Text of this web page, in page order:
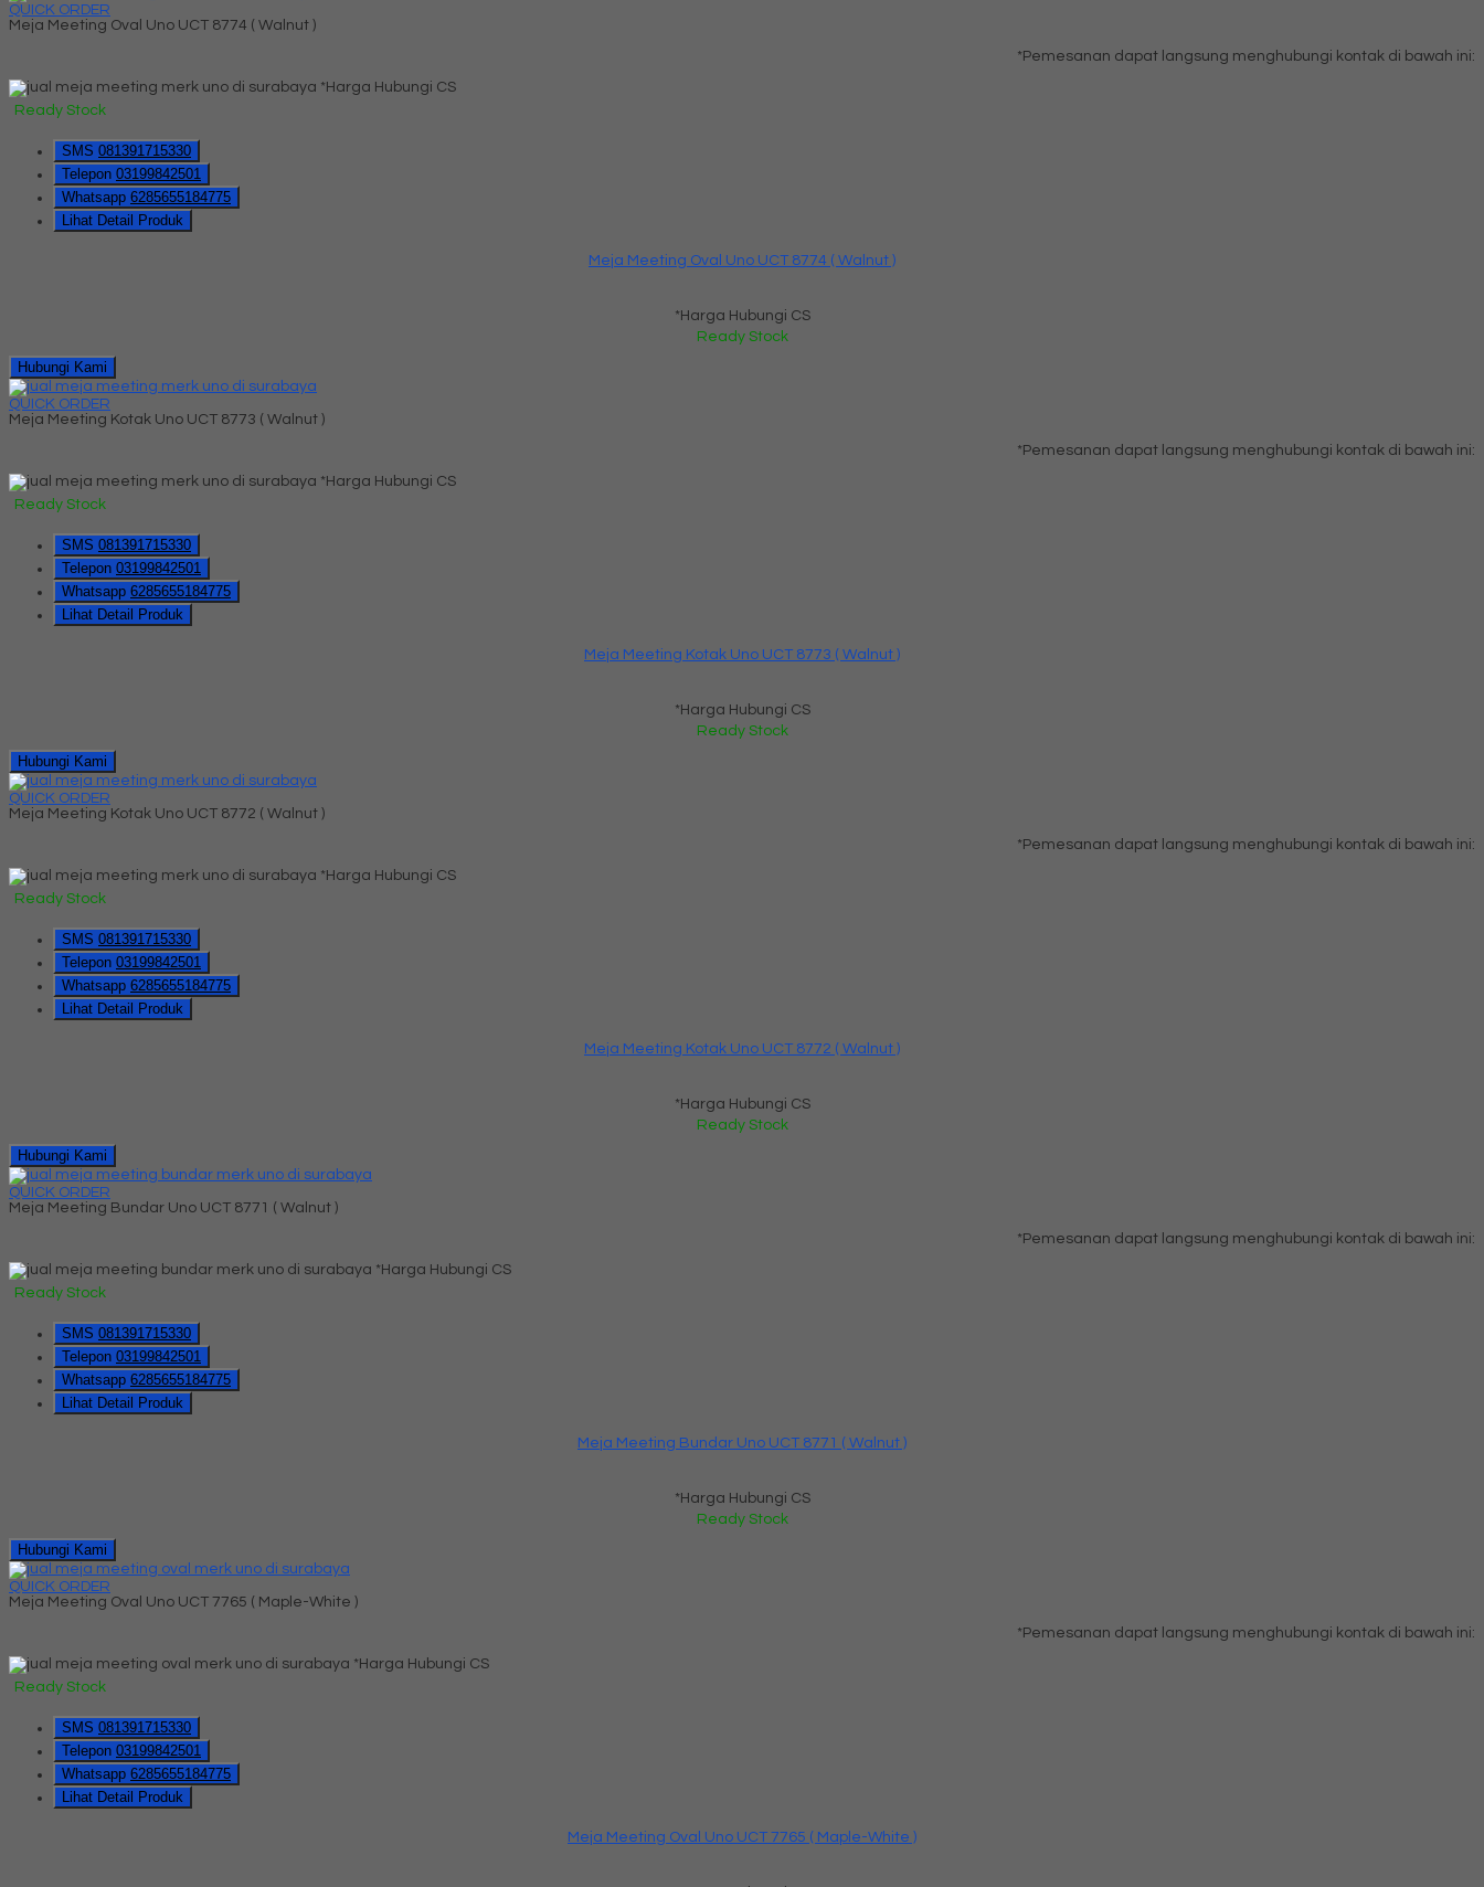
QUICK ORDER
Meja Meeting Oval Uno UCT 8774 ( Walnut )
*Pemesanan dapat langsung menghubungi kontak di bawah ini:
*Harga Hubungi CS
Ready Stock
SMS 081391715330
Telepon 03199842501
Whatsapp 6285655184775
Lihat Detail Produk
Meja Meeting Oval Uno UCT 8774 ( Walnut )
*Harga Hubungi CS
Ready Stock
Hubungi Kami
QUICK ORDER
Meja Meeting Kotak Uno UCT 8773 ( Walnut )
*Pemesanan dapat langsung menghubungi kontak di bawah ini:
*Harga Hubungi CS
Ready Stock
SMS 081391715330
Telepon 03199842501
Whatsapp 6285655184775
Lihat Detail Produk
Meja Meeting Kotak Uno UCT 8773 ( Walnut )
*Harga Hubungi CS
Ready Stock
Hubungi Kami
QUICK ORDER
Meja Meeting Kotak Uno UCT 8772 ( Walnut )
*Pemesanan dapat langsung menghubungi kontak di bawah ini:
*Harga Hubungi CS
Ready Stock
SMS 081391715330
Telepon 03199842501
Whatsapp 6285655184775
Lihat Detail Produk
Meja Meeting Kotak Uno UCT 8772 ( Walnut )
*Harga Hubungi CS
Ready Stock
Hubungi Kami
QUICK ORDER
Meja Meeting Bundar Uno UCT 8771 ( Walnut )
*Pemesanan dapat langsung menghubungi kontak di bawah ini:
*Harga Hubungi CS
Ready Stock
SMS 081391715330
Telepon 03199842501
Whatsapp 6285655184775
Lihat Detail Produk
Meja Meeting Bundar Uno UCT 8771 ( Walnut )
*Harga Hubungi CS
Ready Stock
Hubungi Kami
QUICK ORDER
Meja Meeting Oval Uno UCT 7765 ( Maple-White )
*Pemesanan dapat langsung menghubungi kontak di bawah ini:
*Harga Hubungi CS
Ready Stock
SMS 081391715330
Telepon 03199842501
Whatsapp 6285655184775
Lihat Detail Produk
Meja Meeting Oval Uno UCT 7765 ( Maple-White )